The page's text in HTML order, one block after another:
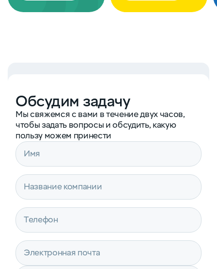
Обсудим задачу
Мы свяжемся с вами в течение двух часов,
чтобы задать вопросы и обсудить, какую
пользу можем принести